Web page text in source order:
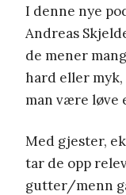
I denne nye
Andreas
de mener
hard eller myk,
man være løve
Med gjester,
tar de opp
gutter/menn